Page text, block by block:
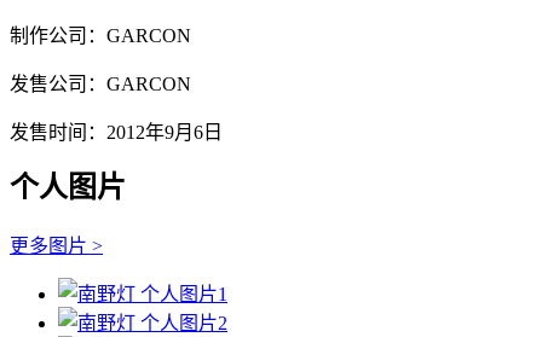
制作公司：GARCON
发售公司：GARCON
发售时间：2012年9月6日
个人图片
更多图片 >